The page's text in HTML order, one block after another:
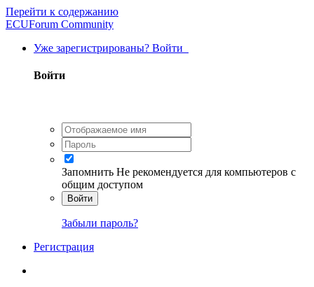
Перейти к содержанию
ECUForum Community
Уже зарегистрированы? Войти
Войти
Запомнить Не рекомендуется для компьютеров с
общим доступом
Войти
Забыли пароль?
Регистрация